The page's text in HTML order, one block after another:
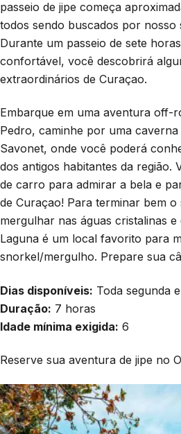
passeio de jipe começa
todos sendo buscados por nosso
Durante um passeio de sete
confortável, você descobrirá
extraordinários de Curaçao.
Embarque em uma aventura off-
Pedro, caminhe por uma
Savonet, onde você poderá
dos antigos habitantes da região.
de carro para admirar a bela e
de Curaçao! Para terminar bem o
mergulhar nas águas cristalinas
Laguna é um local favorito para
snorkel/mergulho. Prepare sua
Dias disponíveis: Toda segunda
Duração: 7 horas
Idade mínima exigida: 6
Reserve sua aventura de jipe no